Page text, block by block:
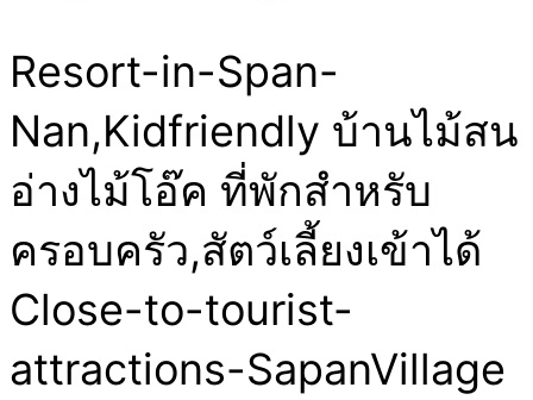
Resort-in-Span-
Nan,Kidfriendly บ้านไม้สน
อ่างไม้โอ๊ค ที่พักสำหรับ
ครอบครัว,สัตว์เลี้ยงเข้าได้
Close-to-tourist-
attractions-SapanVillage